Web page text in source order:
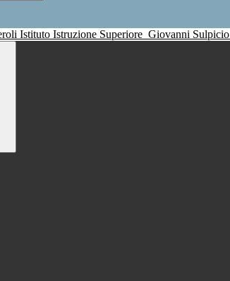
Istituto Istruzione Superiore Giovanni Sulpicio